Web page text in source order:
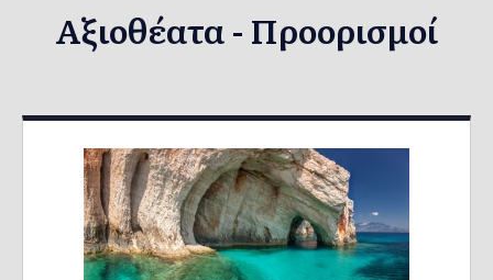
Αξιοθέατα - Προορισμοί